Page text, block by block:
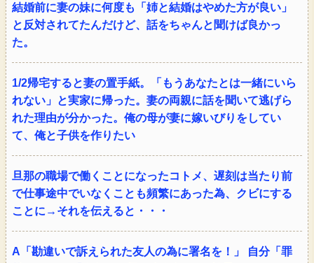
結婚前に妻の妹に何度も「姉と結婚はやめた方が良い」
と反対されてたんだけど、話をちゃんと聞けば良かっ
た。
1/2帰宅すると妻の置手紙。「もうあなたとは一緒にいら
れない」と実家に帰った。妻の両親に話を聞いて逃げら
れた理由が分かった。俺の母が妻に嫁いびりをしてい
て、俺と子供を作りたい
旦那の職場で働くことになったコトメ、遅刻は当たり前
で仕事途中でいなくことも頻繁にあった為、クビにする
ことに→それを伝えると・・・
A「勘違いで訴えられた友人の為に署名を！」 自分「罪